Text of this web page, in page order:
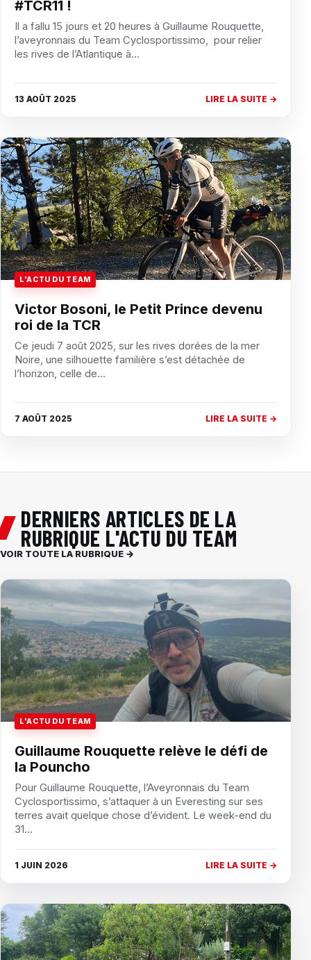
#TCR11 !
Il a fallu 15 jours et 20 heures à Guillaume Rouquette,
l’aveyronnais du Team Cyclosportissimo, pour relier
les rives de l’Atlantique à…
13 AOÛT 2025 LIRE LA SUITE →
L'ACTU DU TEAM
Victor Bosoni, le Petit Prince devenu
roi de la TCR
Ce jeudi 7 août 2025, sur les rives dorées de la mer
Noire, une silhouette familière s’est détachée de
l’horizon, celle de…
7 AOÛT 2025 LIRE LA SUITE →
DERNIERS ARTICLES DE LA
RUBRIQUE L'ACTU DU TEAM
VOIR TOUTE LA RUBRIQUE →
L'ACTU DU TEAM
Guillaume Rouquette relève le défi de
la Pouncho
Pour Guillaume Rouquette, l’Aveyronnais du Team
Cyclosportissimo, s’attaquer à un Everesting sur ses
terres avait quelque chose d’évident. Le week-end du
31…
1 JUIN 2026 LIRE LA SUITE →